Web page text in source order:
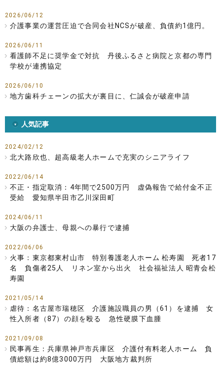
2026/06/12
介護事業の運営圧迫で合同会社NCSが破産、負債約1億円。
2026/06/11
看護師不足に奨学金で対抗 丹後ふるさと病院と京都の専門
学校が連携協定
2026/06/10
地方歯科チェーンの拡大が裏目に、仁誠会が破産申請
人気記事
2024/02/12
北大路欣也、超高級老人ホームで充実のシニアライフ
2022/06/14
不正・指定取消：4年間で2500万円 虚偽報告で給付金不正
受給 愛知県半田市乙川深田町
2024/06/11
大阪の弁護士、母親への暴行で逮捕
2022/06/06
火事：東京都東村山市 特別養護老人ホーム 松寿園 死者17
名 負傷者25人 リネン室から出火 社会福祉法人 昭青会松
寿園
2021/05/14
虐待：名古屋市瑞穂区 介護施設職員の男（61）を逮捕 女
性入所者（87）の顔を殴る 急性硬膜下血腫
2021/09/08
民事再生：兵庫県神戸市兵庫区 介護付有料老人ホーム 負
債総額は約8億3000万円 大阪地方裁判所